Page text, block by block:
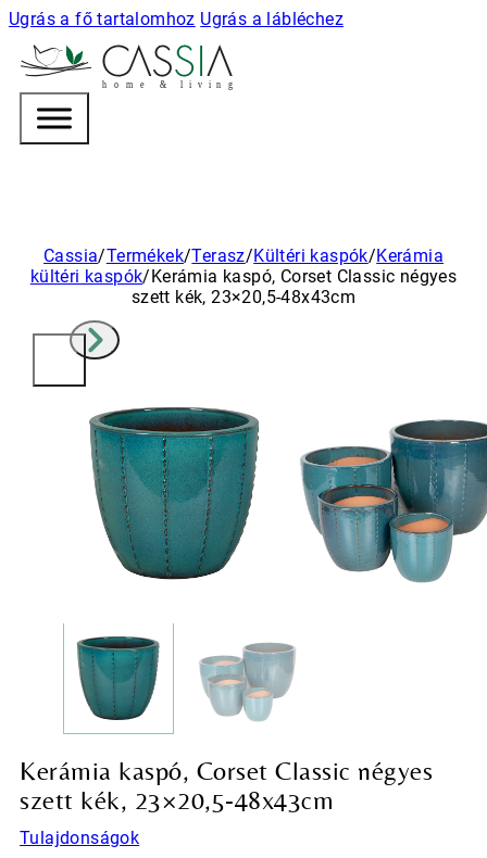
Ugrás a fő tartalomhoz Ugrás a lábléchez
h o m e & l i v i n g
Cassia/Termékek/Terasz/Kültéri kaspók/Kerámia
kültéri kaspók/Kerámia kaspó, Corset Classic négyes
szett kék, 23×20,5-48x43cm
Kerámia kaspó, Corset Classic négyes
szett kék, 23×20,5-48x43cm
Tulajdonságok